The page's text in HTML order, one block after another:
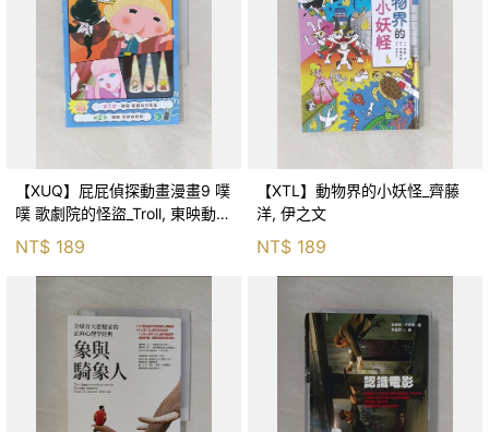
【XUQ】屁屁偵探動畫漫畫9 噗
噗 歌劇院的怪盜_Troll, 東映動畫
株式會社, 張東君
NT$ 189
【XTL】動物界的小妖怪_齊藤
洋, 伊之文
NT$ 189